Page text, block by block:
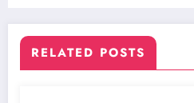
RELATED POSTS